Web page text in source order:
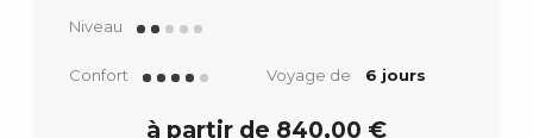
Niveau
Confort Voyage de 6 jours
à partir de 840,00 €